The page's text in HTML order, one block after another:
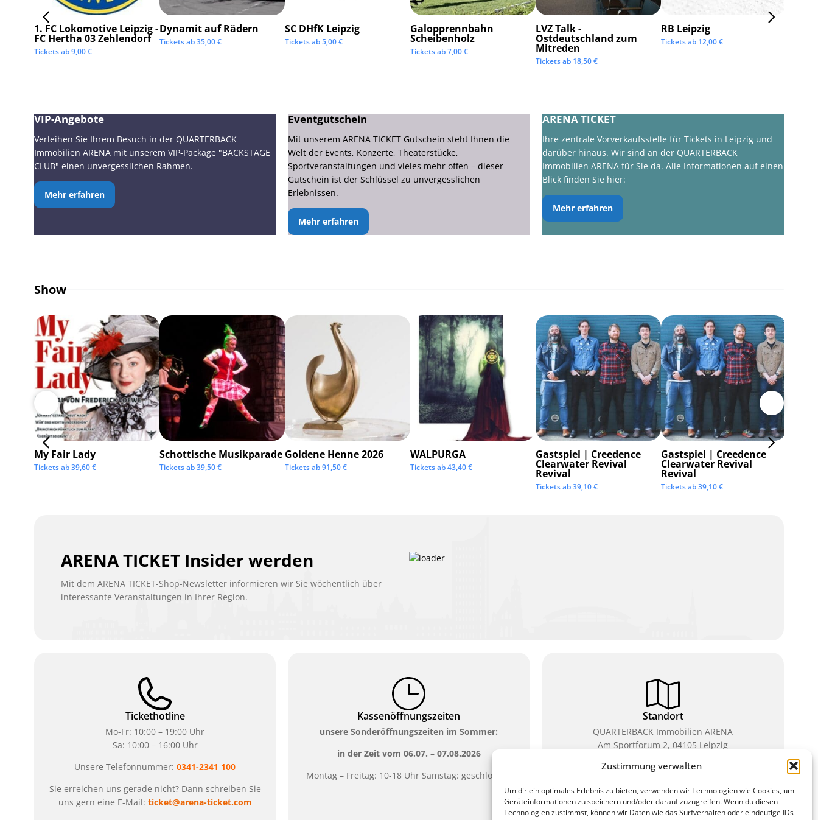
Zustimmung verwalten
Um dir ein optimales Erlebnis zu bieten, verwenden wir Technologien wie Cookies, um
Geräteinformationen zu speichern und/oder darauf zuzugreifen. Wenn du diesen
Technologien zustimmst, können wir Daten wie das Surfverhalten oder eindeutige IDs
1. FC Lokomotive Leipzig -
FC Hertha 03 Zehlendorf
Tickets ab9,00€
Dynamit auf Rädern
Tickets ab35,00€
SC DHfK Leipzig
Tickets ab5,00€
Galopprennbahn
Scheibenholz
Tickets ab7,00€
LVZ Talk -
Ostdeutschland zum
Mitreden
Tickets ab 18,50€
RB Leipzig
Tickets ab 12,00€
VIP-Angebote
Verleihen Sie Ihrem Besuch in der QUARTERBACK
Immobilien ARENA mit unserem VIP-Package "BACKSTAGE
CLUB" einen unvergesslichen Rahmen.
Mehr erfahren
Eventgutschein
Mit unserem ARENA TICKET Gutschein steht Ihnen die
Welt der Events, Konzerte, Theaterstücke,
Sportveranstaltungen und vieles mehr offen – dieser
Gutschein ist der Schlüssel zu unvergesslichen
Erlebnissen.
Mehr erfahren
ARENA TICKET
Ihre zentrale Vorverkaufsstelle für Tickets in Leipzig und
darüber hinaus. Wir sind an der QUARTERBACK
Immobilien ARENA für Sie da. Alle Informationen auf einen
Blick finden Sie hier:
Mehr erfahren
Show
My Fair Lady
Tickets ab39,60€
Schottische Musikparade
Tickets ab39,50€
Goldene Henne 2026
Tickets ab91,50€
WALPURGA
Tickets ab43,40€
Gastspiel | Creedence
Clearwater Revival
Revival
Tickets ab39,10€
Gastspiel | Creedence
Clearwater Revival
Revival
Tickets ab39,10€
ARENA TICKET Insider werden
Mit dem ARENA TICKET-Shop-Newsletter informieren wir Sie wöchentlich über
interessante Veranstaltungen in Ihrer Region.
Tickethotline
Mo-Fr: 10:00 – 19:00 Uhr
Sa: 10:00 – 16:00 Uhr
Unsere Telefonnummer:0341-2341 100
Sie erreichen uns gerade nicht? Dann schreiben Sie
uns gern eine E-Mail: ticket@arena-ticket.com
Kassenöffnungszeiten
unsere Sonderöffnungszeiten im Sommer:
in der Zeit vom 06.07. – 07.08.2026
Montag – Freitag: 10-18 Uhr Samstag: geschlossen
Standort
QUARTERBACK Immobilien ARENA
Am Sportforum 2, 04105 Leipzig
Sie erreichen uns mit dem Öffentlichen Nahverkehr:
Waldplatz/Arena. Kostenfreies Parken ist während
des Ticketkaufs möglich.